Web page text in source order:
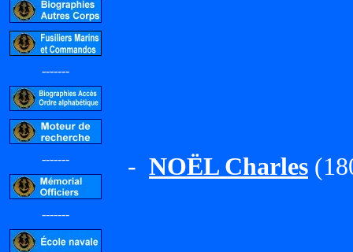
-------
-------
-------
- NOËL Charles